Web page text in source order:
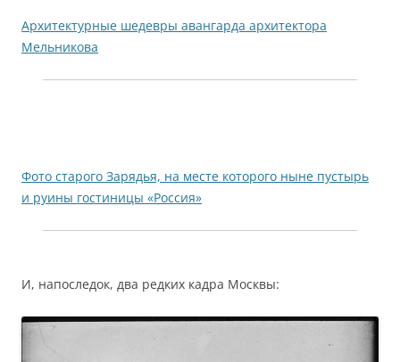
Архитектурные шедевры авангарда архитектора
Мельникова
Фото старого Зарядья, на месте которого ныне пустырь
и руины гостиницы «Россия»
И, напоследок, два редких кадра Москвы: